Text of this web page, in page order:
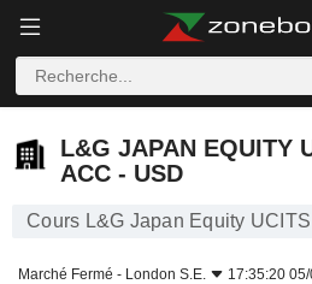
L&G JAPAN EQUITY
ACC - USD
Cours L&G Japan Equity
Marché Fermé - London S.E. 17:35:20